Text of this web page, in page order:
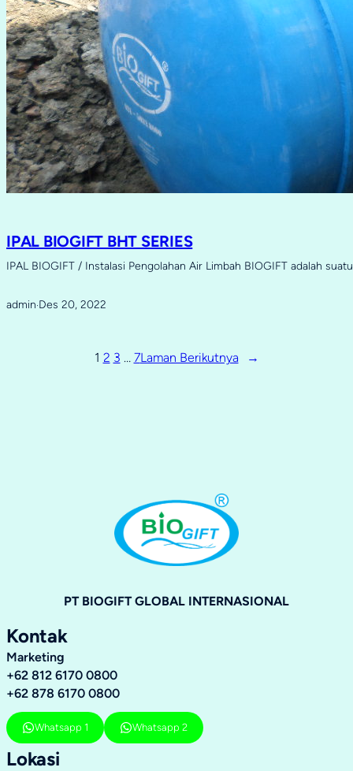
IPAL BIOGIFT BHT SERIES
IPAL BIOGIFT / Instalasi Pengolahan Air Limbah BIOGIFT adalah
admin·Des 20, 2022
1 2 3 … 7Laman Berikutnya →
PT BIOGIFT GLOBAL INTERNASIONAL
Kontak
Marketing
+62 812 6170 0800
+62 878 6170 0800
Whatsapp 1 Whatsapp 2
Lokasi